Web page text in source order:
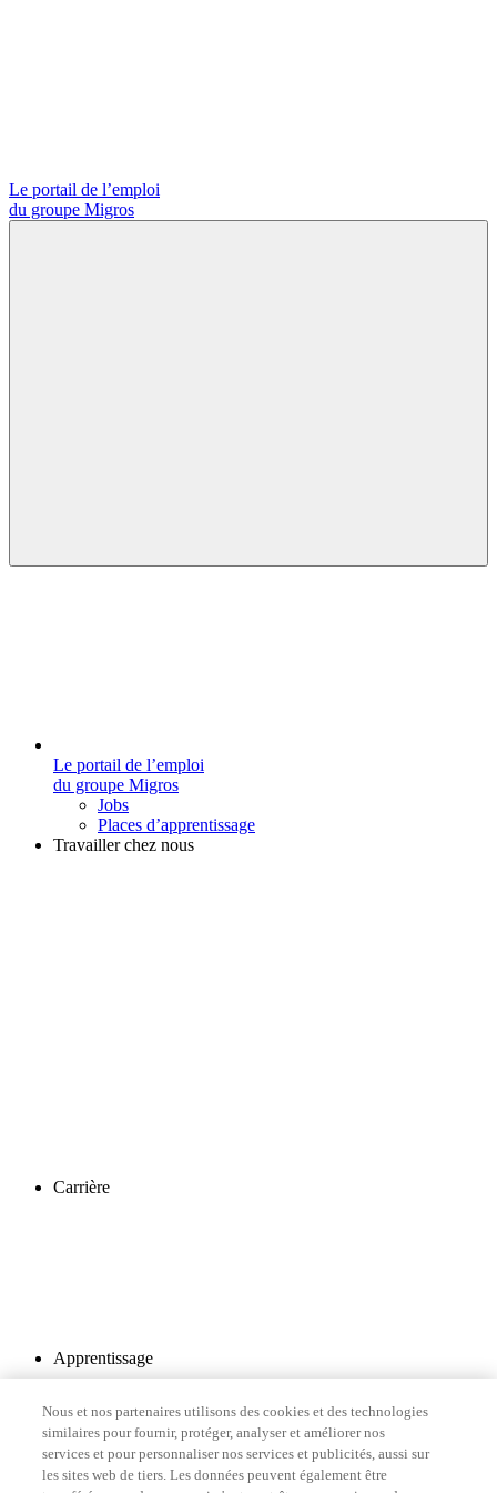
Le portail de l’emploi
du groupe Migros
Le portail de l’emploi
du groupe Migros
Jobs
Places d’apprentissage
Travailler chez nous
Carrière
Apprentissage
Nous et nos partenaires utilisons des cookies et des technologies
similaires pour fournir, protéger, analyser et améliorer nos
services et pour personnaliser nos services et publicités, aussi sur
les sites web de tiers. Les données peuvent également être